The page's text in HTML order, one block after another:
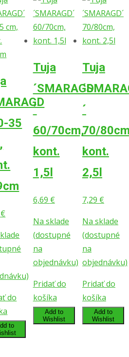
35
€
do
to
Tuja
´SMARAGD
´
60/70cm,
kont.
1,5l
6,69 €
Na sklade
(dostupné
na
objednávku)
Pridať do
košíka
Add to
Wishlist
Tuja
´
70/
kont.
2,5l
7,29 €
Na sklade
(dostupné
na
objednávku)
Pridať do
košíka
Add to
Wishlist